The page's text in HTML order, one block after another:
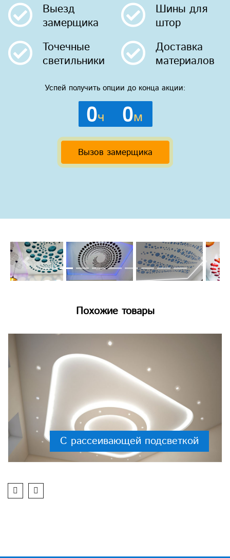
Выезд
замерщика
Шины для
штор
Точечные
светильники
Доставка
материалов
Успей получить опции до конца акции:
0ч 0м
Вызов замерщика
Previous Next
Похожие товары
С рассеивающей подсветкой